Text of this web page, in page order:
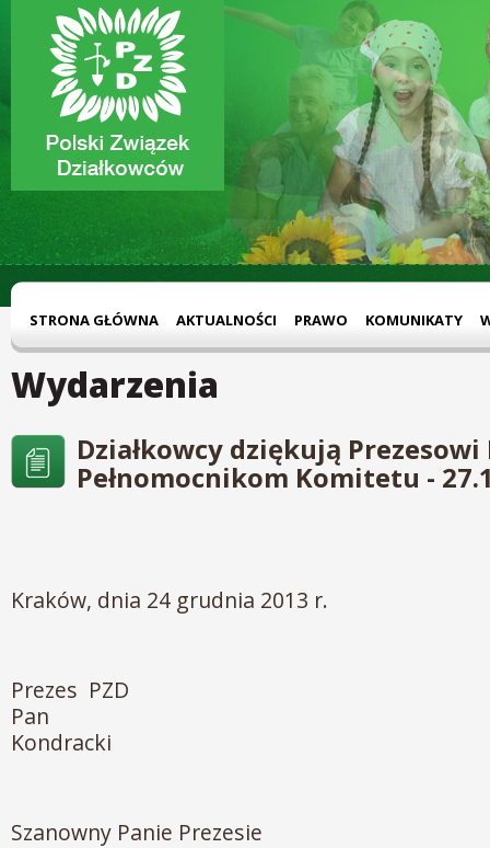
STRONA GŁÓWNA AKTUALNOŚCI PRAWO KOMUNIKATY
Wydarzenia
Działkowcy dziękują Prezesowi
Pełnomocnikom Komitetu -
Kraków, dnia 24 grudnia 2013 r.
Prezes
Pan
Kondracki
Szanowny Panie Prezesie